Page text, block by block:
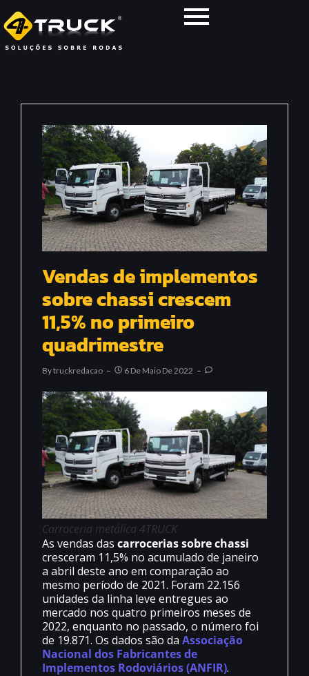
Vendas de implementos
sobre chassi crescem
11,5% no primeiro
quadrimestre
ByTruckredacao 6 De Maio De 2022
Carroceria metálica 4TRUCK
As vendas das carrocerias sobre chassi
cresceram 11,5% no acumulado de janeiro
a abril deste ano em comparação ao
mesmo período de 2021. Foram 22.156
unidades da linha leve entregues ao
mercado nos quatro primeiros meses de
2022, enquanto no passado, o número foi
de 19.871. Os dados são da Associação
Nacional dos Fabricantes de
Implementos Rodoviários (ANFIR).